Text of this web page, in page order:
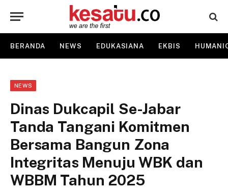
BERANDA NEWS EDUKASIANA EKBIS
NEWS
Dinas Dukcapil Se-Jabar
Tanda Tangani Komitmen
Bersama Bangun Zona
Integritas Menuju WBK dan
WBBM Tahun 2025